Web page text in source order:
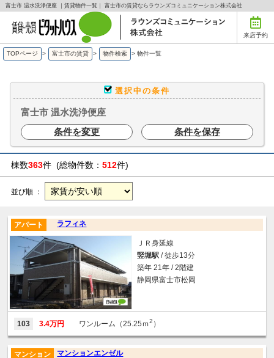
富士市 温水洗浄便座 ｜賃貸物件一覧｜ 富士市の賃貸ならラウンズコミュニケーション株式会社
来店予約
TOPページ > 富士市の賃貸 > 物件検索 > 物件一覧
選択中の条件
富士市 温水洗浄便座
条件を変更
条件を保存
棟数363件 (総物件数： 512件)
並び順 ：
ラフィネ
アパート
ＪＲ身延線
竪堀駅 / 徒歩13分
築年 21年 / 2階建
静岡県富士市松岡
103 3.4万円 ワンルーム（25.25ｍ2 ）
マンションエンゼル
マンション